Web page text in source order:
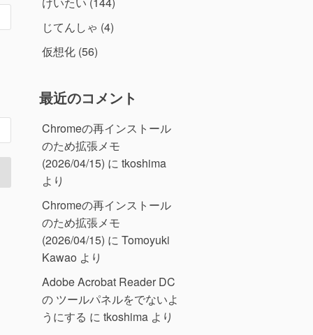
じてんしゃ (4)
仮想化 (56)
最近のコメント
Chromeの再インストール
のため拡張メモ
(2026/04/15) に tkoshima
より
Chromeの再インストール
のため拡張メモ
(2026/04/15) に Tomoyuki
Kawao より
Adobe Acrobat Reader DC
の ツールパネルをでないよ
うにする に tkoshima より